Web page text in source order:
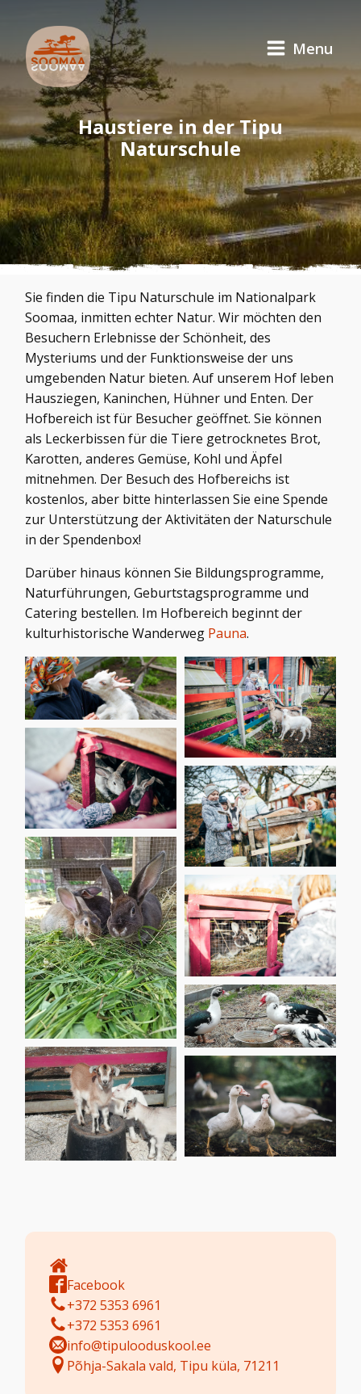
Menu
Haustiere in der Tipu
Naturschule
Sie finden die Tipu Naturschule im Nationalpark
Soomaa, inmitten echter Natur. Wir möchten den
Besuchern Erlebnisse der Schönheit, des
Mysteriums und der Funktionsweise der uns
umgebenden Natur bieten. Auf unserem Hof ​​leben
Hausziegen, Kaninchen, Hühner und Enten. Der
Hofbereich ist für Besucher geöffnet. Sie können
als Leckerbissen für die Tiere getrocknetes Brot,
Karotten, anderes Gemüse, Kohl und Äpfel
mitnehmen. Der Besuch des Hofbereichs ist
kostenlos, aber bitte hinterlassen Sie eine Spende
zur Unterstützung der Aktivitäten der Naturschule
in der Spendenbox!
Darüber hinaus können Sie Bildungsprogramme,
Naturführungen, Geburtstagsprogramme und
Catering bestellen. Im Hofbereich beginnt der
kulturhistorische Wanderweg Pauna.
Facebook
+372 5353 6961
+372 5353 6961
info@tipulooduskool.ee
Põhja-Sakala vald, Tipu küla, 71211